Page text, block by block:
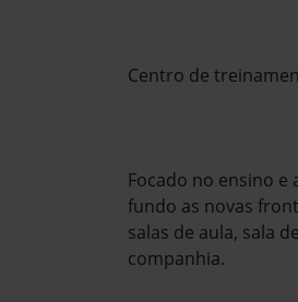
Centro de
Focado no ensino
fundo as novas
salas de aula, sala
companhia.